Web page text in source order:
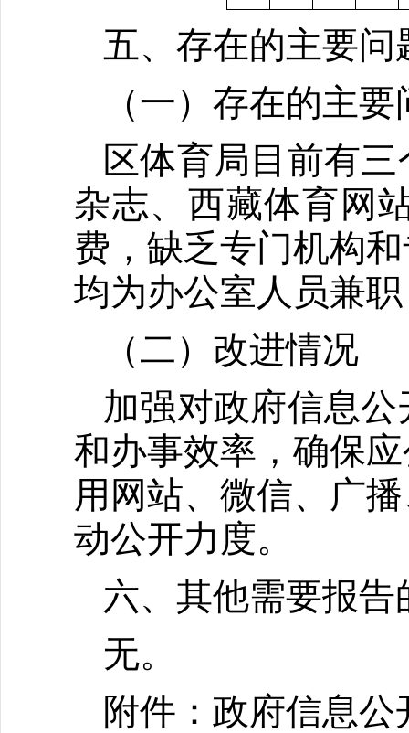
五、存在的主要问
（一）存在的主要
区体育局目前有
杂志、西藏体育网
费，缺乏专门机构
均为办公室人员兼
（二）改进情况
加强对政府信息
和办事效率，确保
用网站、微信、广
动公开力度。
六、其他需要报告
无。
附件：政府信息